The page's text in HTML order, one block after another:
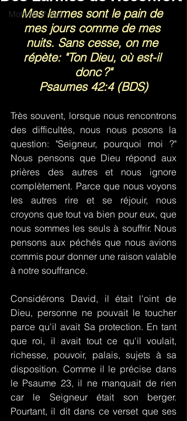
Mots de Prière
Mes larmes sont le pain de
mes jours comme de mes
nuits. Sans cesse, on me
répète: "Ton Dieu, où est-il
donc ?"
Psaumes 42:4 (BDS)
Très souvent, lorsque nous rencontrons
des difficultés, nous nous posons la
question: "Seigneur, pourquoi moi ?"
Nous pensons que Dieu répond aux
prières des autres et nous ignore
complètement. Parce que nous voyons
les autres rire et se réjouir, nous
croyons que tout va bien pour eux, que
nous sommes les seuls à souffrir. Nous
pensons aux péchés que nous avions
commis pour donner une raison valable
à notre souffrance.
Considérons David, il était l'oint de
Dieu, personne ne pouvait le toucher
parce qu'il avait Sa protection. En tant
que roi, il avait tout ce qu'il voulait,
richesse, pouvoir, palais, sujets à sa
disposition. Comme il le précise dans
le Psaume 23, il ne manquait de rien
car le Seigneur était son berger.
Pourtant, il dit dans ce verset que ses